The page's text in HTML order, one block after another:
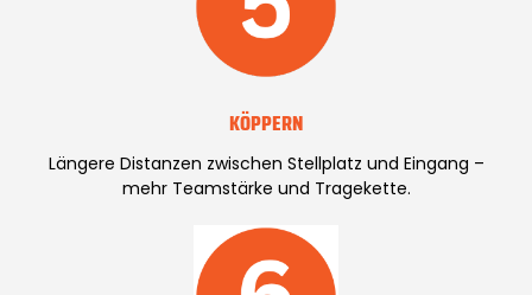
KÖPPERN
Längere Distanzen zwischen Stellplatz und Eingang –
mehr Teamstärke und Tragekette.